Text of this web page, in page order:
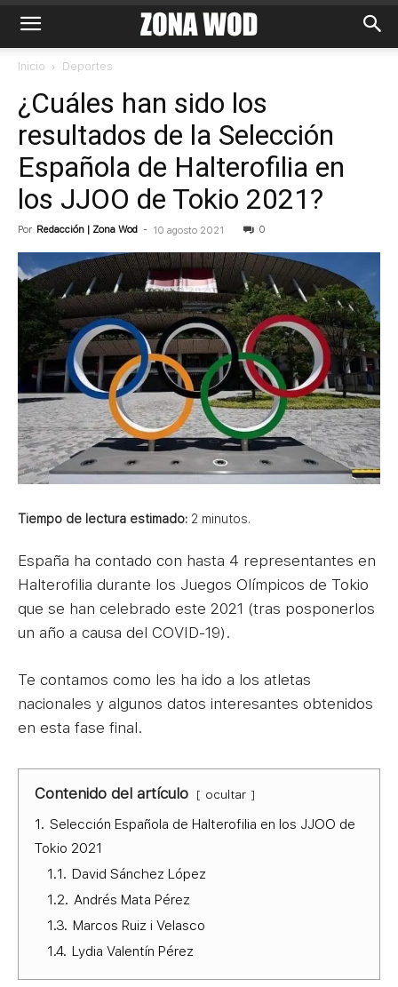
Inicio Deportes
¿Cuáles han sido los
resultados de la Selección
Española de Halterofilia en
los JJOO de Tokio 2021?
Por Redacción | Zona Wod - 10 agosto 2021 0
Tiempo de lectura estimado: 2 minutos.
España ha contado con hasta 4 representantes en
Halterofilia durante los Juegos Olímpicos de Tokio
que se han celebrado este 2021 (tras posponerlos
un año a causa del COVID-19).
Te contamos como les ha ido a los atletas
nacionales y algunos datos interesantes obtenidos
en esta fase final.
Contenido del artículo ocultar
1. Selección Española de Halterofilia en los JJOO de
Tokio 2021
1.1. David Sánchez López
1.2. Andrés Mata Pérez
1.3. Marcos Ruiz i Velasco
1.4. Lydia Valentín Pérez